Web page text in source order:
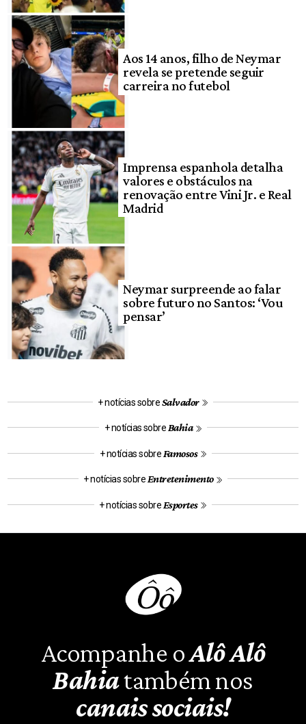
Aos 14 anos, filho de Neymar
revela se pretende seguir
carreira no futebol
Imprensa espanhola detalha
valores e obstáculos na
renovação entre Vini Jr. e Real
Madrid
Neymar surpreende ao falar
sobre futuro no Santos: ‘Vou
pensar’
+ notícias sobreSalvador
+ notícias sobre Bahia
+ notícias sobre Famosos
+ notícias sobre Entretenimento
+ notícias sobre Esportes
Acompanhe oAlô Alô
Bahiatambém nos
canais sociais!